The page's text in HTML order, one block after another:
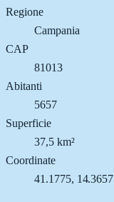
Regione
Campania
CAP
81013
Abitanti
5657
Superficie
37,5 km²
Coordinate
41.1775, 14.3657